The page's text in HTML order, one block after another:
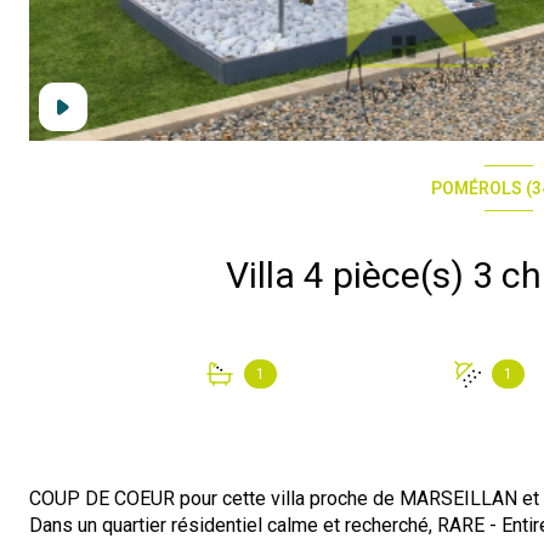
POMÉROLS
1 1
COUP DE COEUR pour cette villa proche de MARSEILLAN
Dans un quartier résidentiel calme et recherché, RARE -